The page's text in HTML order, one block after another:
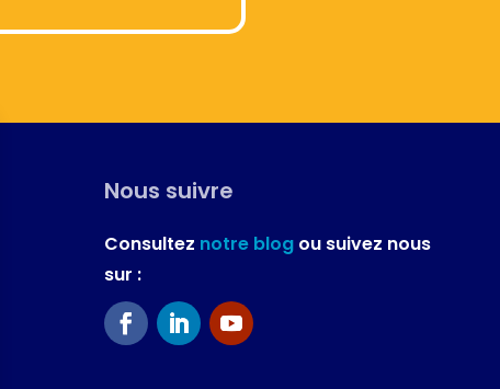
Nous suivre
Consultez notre blogou suivez nous
sur :